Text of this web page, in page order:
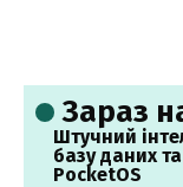
Зараз
Штучний
базу даних
PocketOS